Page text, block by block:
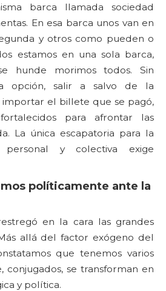
barca llamada sociedad
En esa barca unos van en
y otros como pueden o
estamos en una sola barca,
hunde morimos todos. Sin
opción, salir a salvo de la
importar el billete que se pagó,
para afrontar las
La única escapatoria para la
personal y colectiva exige
políticamente ante la
en la cara las grandes
allá del factor exógeno del
que tenemos varios
conjugados, se transforman en
y política.